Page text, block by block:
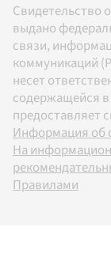
Свидетельство
выдано
связи,
коммуникаций
несет
содержащейся
предоставляет
Информация об
На
Правилами